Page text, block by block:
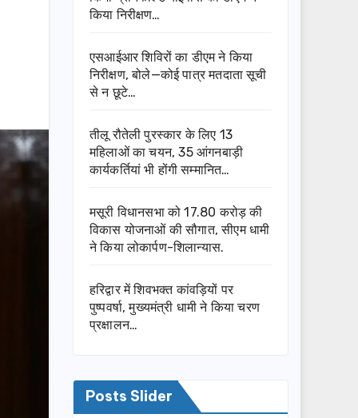
किया निरीक्षण…
एसआईआर शिविरों का डीएम ने किया
निरीक्षण, बोले—कोई पात्र मतदाता सूची
से न छूटे…
तीलू रौतेली पुरस्कार के लिए 13
महिलाओं का चयन, 35 आंगनबाड़ी
कार्यकर्तियां भी होंगी सम्मानित…
मसूरी विधानसभा को 17.80 करोड़ की
विकास योजनाओं की सौगात, सीएम धामी
ने किया लोकार्पण-शिलान्यास.
हरिद्वार में शिवभक्त कांवड़ियों पर
पुष्पवर्षा, मुख्यमंत्री धामी ने किया चरण
प्रक्षालन…
Posts Slider